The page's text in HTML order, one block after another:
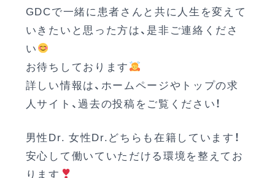
GDCで一緒に患者さんと共に人生を変えて
いきたいと思った方は、是非ご連絡くださ
い
お待ちしております
詳しい情報は、ホームページやトップの求
人サイト、過去の投稿をご覧ください！
男性Dr. 女性Dr.どちらも在籍しています！
安心して働いていただける環境を整えてお
ります